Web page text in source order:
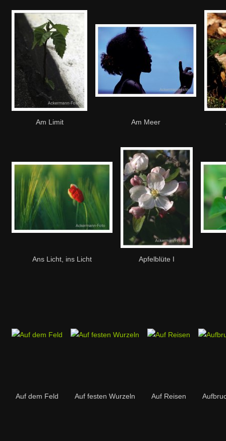
Am Limit Am Meer
Ans Licht, ins Licht Apfelblüte I
Auf dem Feld Auf festen Wurzeln Auf Reisen